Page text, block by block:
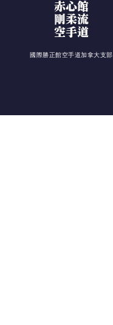
赤心館
剛柔流
空手道
國際勝正館空手道加拿大支部